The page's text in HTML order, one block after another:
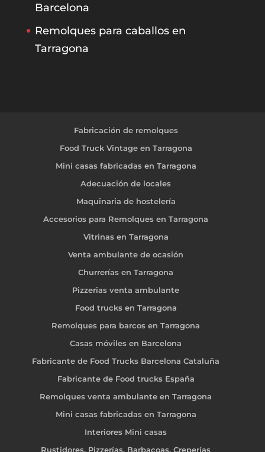
Barcelona
Remolques para caballos en
Tarragona
Fabricación de remolques
Food Truck Vintage en Tarragona
Mini casas fabricadas en Tarragona
Adecuación de locales
Maquinaria de hostelería
Accesorios para Remolques en Tarragona
Vitrinas en Tarragona
Venta ambulante de ocasión
Churrerías en Tarragona
Pizzerias venta ambulante
Food trucks en Tarragona
Remolques para barcos en Tarragona
Casas móviles en Barcelona
Fabricante de Food Trucks Barcelona Cataluña
Fabricante de Food trucks España
Remolques venta ambulante en Tarragona
Mini casas fabricadas en Tarragona
Interiores Mini casas
Rustidores, Pizzerías, Barbacoas, Creperías